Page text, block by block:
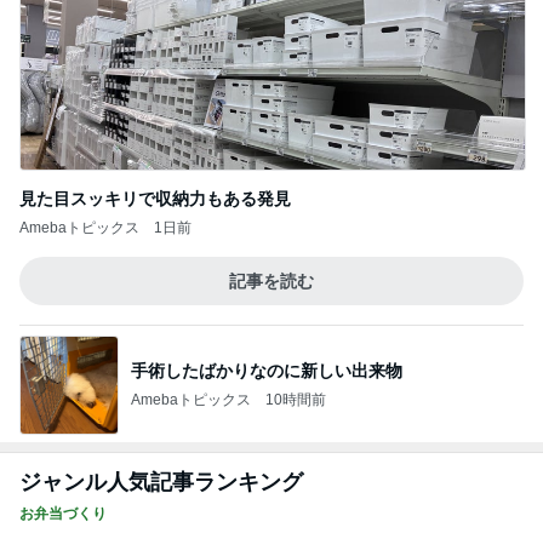
見た目スッキリで収納力もある発見
Amebaトピックス 1日前
記事を読む
手術したばかりなのに新しい出来物
Amebaトピックス 10時間前
ジャンル人気記事ランキング
お弁当づくり